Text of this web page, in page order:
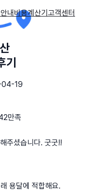
내비용계산기고객센터
기
19
만족
주셨습니다. 굿굿!!
용달에 적합해요.